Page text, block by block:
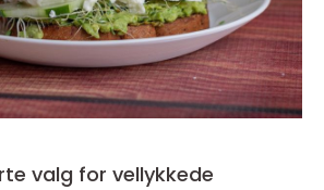
valg for vellykkede